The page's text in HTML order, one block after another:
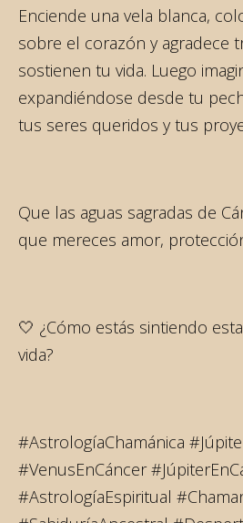
Enciende una vela blanca,
sobre el corazón y agradece
sostienen tu vida. Luego
expandiéndose desde tu
tus seres queridos y tus
Que las aguas sagradas de
que mereces amor,
🤍 ¿Cómo estás sintiendo
vida?
#AstrologíaChamánica
#VenusEnCáncer
#AstrologíaEspiritual